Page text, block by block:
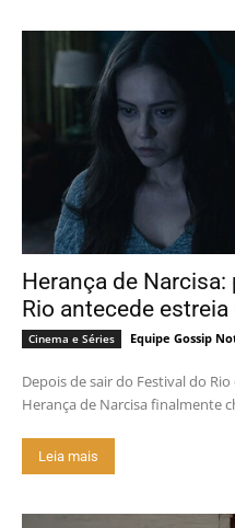
Herança de
Rio antecede
Cinema e Séries Equipe Gossip
Depois de sair do Festival do
Herança de Narcisa finalmente
Leia mais